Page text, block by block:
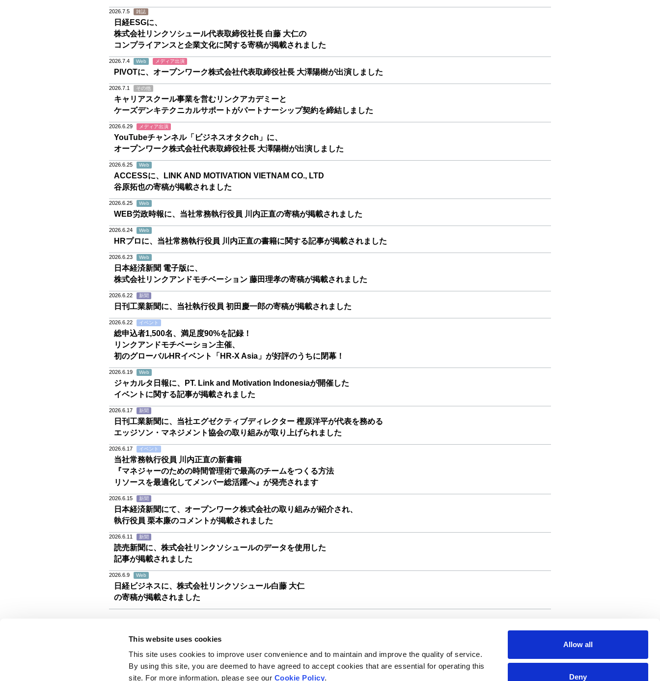
This website uses cookies
This site uses cookies to improve user convenience and to maintain and improve the quality of service.
By using this site, you are deemed to have agreed to accept cookies that are essential for operating this
site. For more information, please see our Cookie Policy.
Allow all
Deny
2026.7.5 雑誌
日経ESGに、
株式会社リンクソシュール代表取締役社長 白藤 大仁の
コンプライアンスと企業文化に関する寄稿が掲載されました
2026.7.4 Web メディア出演
PIVOTに、オープンワーク株式会社代表取締役社長 大澤陽樹が出演しました
2026.7.1 その他
キャリアスクール事業を営むリンクアカデミーと
ケーズデンキテクニカルサポートがパートナーシップ契約を締結しました
2026.6.29 メディア出演
YouTubeチャンネル「ビジネスオタクch」に、
オープンワーク株式会社代表取締役社長 大澤陽樹が出演しました
2026.6.25 Web
ACCESSに、LINK AND MOTIVATION VIETNAM CO., LTD
谷原拓也の寄稿が掲載されました
2026.6.25 Web
WEB労政時報に、当社常務執行役員 川内正直の寄稿が掲載されました
2026.6.24 Web
HRプロに、当社常務執行役員 川内正直の書籍に関する記事が掲載されました
2026.6.23 Web
日本経済新聞 電子版に、
株式会社リンクアンドモチベーション 藤田理孝の寄稿が掲載されました
2026.6.22 新聞
日刊工業新聞に、当社執行役員 初田慶一郎の寄稿が掲載されました
2026.6.22 イベント
総申込者1,500名、満足度90%を記録！
リンクアンドモチベーション主催、
初のグローバルHRイベント「HR-X Asia」が好評のうちに閉幕！
2026.6.19 Web
ジャカルタ日報に、PT. Link and Motivation Indonesiaが開催した
イベントに関する記事が掲載されました
2026.6.17 新聞
日刊工業新聞に、当社エグゼクティブディレクター 樫原洋平が代表を務める
エッジソン・マネジメント協会の取り組みが取り上げられました
2026.6.17 イベント
当社常務執行役員 川内正直の新書籍
『マネジャーのための時間管理術で最高のチームをつくる方法
リソースを最適化してメンバー総活躍へ』が発売されます
2026.6.15 新聞
日本経済新聞にて、オープンワーク株式会社の取り組みが紹介され、
執行役員 栗本廉のコメントが掲載されました
2026.6.11 新聞
読売新聞に、株式会社リンクソシュールのデータを使用した
記事が掲載されました
2026.6.9 Web
日経ビジネスに、株式会社リンクソシュール白藤 大仁
の寄稿が掲載されました